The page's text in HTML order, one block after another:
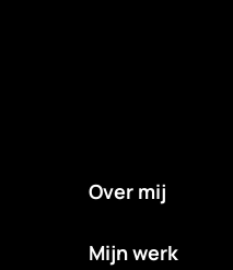
Over mij
Mijn werk